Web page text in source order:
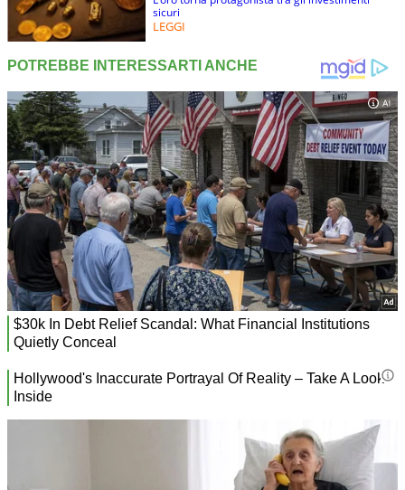
sicuri
LEGGI